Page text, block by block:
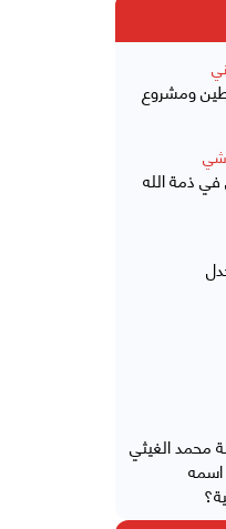
ومشروع
ذمة الله
محمد الغيثي